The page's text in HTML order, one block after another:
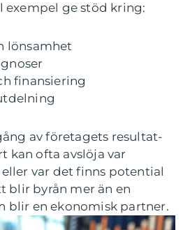
exempel ge stöd kring:
lönsamhet
finansiering
av företagets resultat-
kan ofta avslöja var
var det finns potential
blir byrån mer än en
blir en ekonomisk partner.